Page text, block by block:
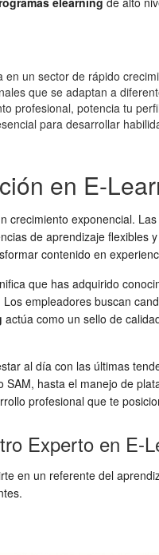
un sector de rápido
que se adaptan a
profesional, potencia tu
para desarrollar
en E-
crecimiento exponencial.
de aprendizaje
contenido en
que has adquirido
empleadores buscan
actúa como un sello de
al día con las últimas
SAM, hasta el manejo de
profesional que te
Experto en E-
en un referente del